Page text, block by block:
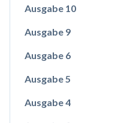
Ausgabe 10
Ausgabe 9
Ausgabe 6
Ausgabe 5
Ausgabe 4